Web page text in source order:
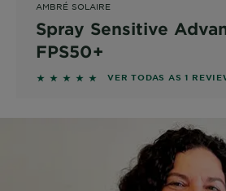
AMBRÉ SOLAIRE
Spray Sensitive
FPS50+
5 out of 5 stars based on
VER TODAS AS 1